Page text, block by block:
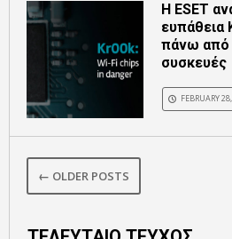
Η ESET
ευπάθεια
πάνω από
συσκευές
FEBRUARY
← OLDER POSTS